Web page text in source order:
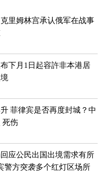
里姆林宫承认俄军在战事
下月1日起容許非本港居
菲律宾是否再度封城？中
死伤
应公民出国出境需求有所
警方突袭多个红灯区场所